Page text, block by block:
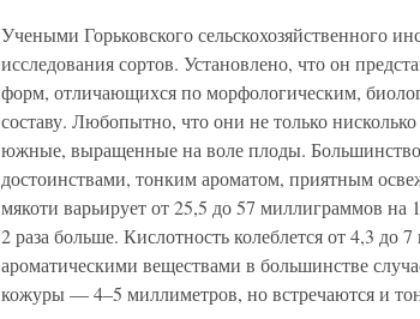
Учеными Горьковского сельскохозяйственного
исследования сортов. Установлено, что он
форм, отличающихся по морфологическим,
составу. Любопытно, что они не только
южные, выращенные на воле плоды.
достоинствами, тонким ароматом, приятным
мякоти варьирует от 25,5 до 57 миллиграммов на
2 раза больше. Кислотность колеблется от 4,3 до
ароматическими веществами в большинстве
кожуры — 4–5 миллиметров, но встречаются и